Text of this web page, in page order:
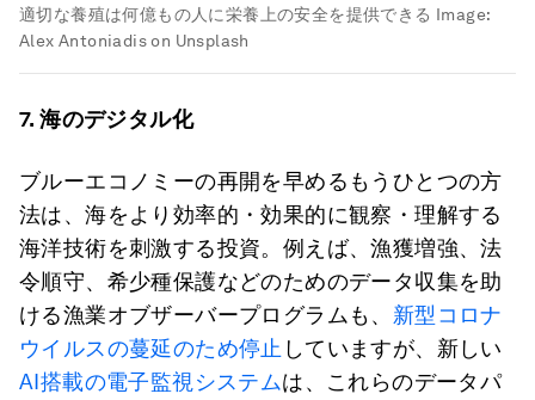
適切な養殖は何億もの人に栄養上の安全を提供できる Image:
Alex Antoniadis on Unsplash
7.海のデジタル化
ブルーエコノミーの再開を早めるもうひとつの方
法は、海をより効率的・効果的に観察・理解する
海洋技術を刺激する投資。例えば、漁獲増強、法
令順守、希少種保護などのためのデータ収集を助
ける漁業オブザーバープログラムも、 新型コロナ
ウイルスの蔓延のため停止 していますが、新しい
AI搭載の電子監視システムは、これらのデータパ